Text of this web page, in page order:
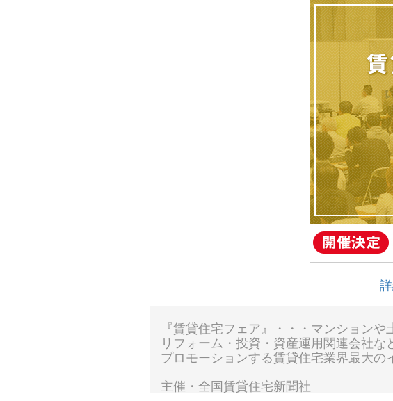
『賃貸住宅フェア』・・・マンション
リフォーム・投資・資産運用関連会社
プロモーションする賃貸住宅業界最大の
主催・全国賃貸住宅新聞社